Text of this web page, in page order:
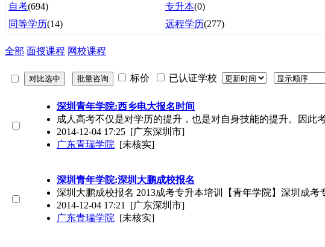
自考(694) 专升本(0)
同等学历(14) 远程学历(277)
全部 面授课程 网校课程
标价 已认证学校
深圳青年学院:西乡电大报名时间
成人高考不仅是对学历的提升，也是对自身技能的提升。因
2014-12-04 17:25 [广东深圳市]
广东青瑞学院 [未核实]
深圳青年学院:深圳大鹏成校报名
深圳大鹏成校报名 2013成考专升本培训【青年学院】深圳成
2014-12-04 17:21 [广东深圳市]
广东青瑞学院 [未核实]